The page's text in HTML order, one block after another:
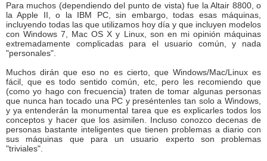
Para muchos (dependiendo del punto de vista) fue la Altair 8800, o
la Apple II, o la IBM PC, sin embargo, todas esas máquinas,
incluyendo todas las que utilizamos hoy día y que incluyen modelos
con Windows 7, Mac OS X y Linux, son en mi opinión máquinas
extremadamente complicadas para el usuario común, y nada
"personales".
Muchos dirán que eso no es cierto, que Windows/Mac/Linux es
fácil, que es todo sentido común, etc, pero les recomiendo que
(como yo hago con frecuencia) traten de tomar algunas personas
que nunca han tocado una PC y preséntenles tan solo a Windows,
y ya entenderán la monumental tarea que es explicarles todos los
conceptos y hacer que los asimilen. Incluso conozco decenas de
personas bastante inteligentes que tienen problemas a diario con
sus máquinas que para un usuario experto son problemas
"triviales".